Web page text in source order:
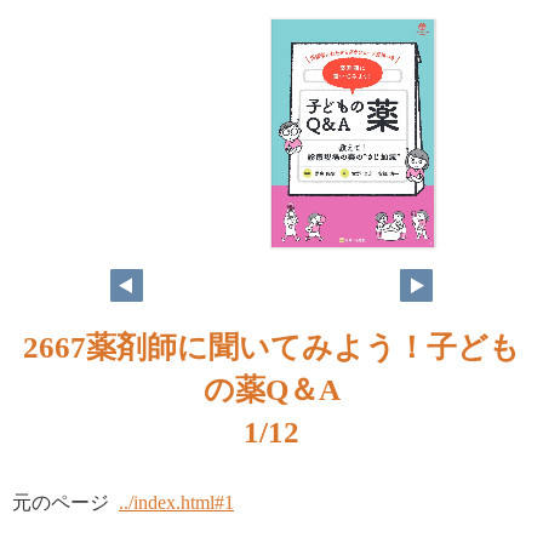
1
2667薬剤師に聞いてみよう！子ども
の薬Q＆A
1/12
元のページ ../index.html#1